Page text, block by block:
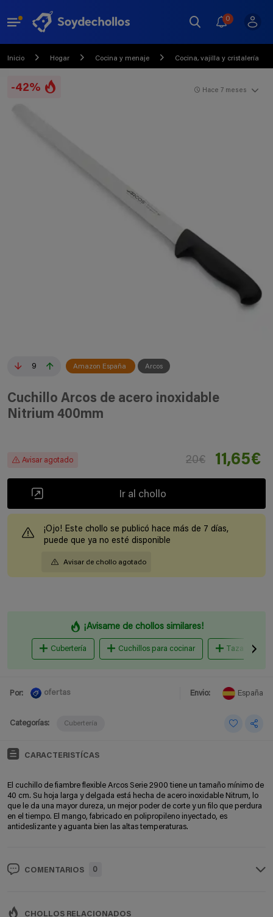
0
Inicio Hogar Cocina y menaje Cocina, vajilla y cristalería
-42%
9 Amazon España Arcos
Hace 7 meses
Cuchillo Arcos de acero inoxidable
Nitrium 400mm
Avisar agotado 20€ 11,65€
Ir al chollo
¡Ojo! Este chollo se publicó hace más de 7 días,
puede que ya no esté disponible
Avisar de chollo agotado
¡Avisame de chollos similares!
Cubertería Cuchillos para cocinar Tazas
Por: ofertas Envio: España
Categorías: Cubertería
CARACTERISTÍCAS
El cuchillo de fiambre flexible Arcos Serie 2900 tiene un tamaño mínimo de
40 cm. Su hoja larga y delgada está hecha de acero inoxidable Nitrum, lo
que le da una mayor dureza, un mejor poder de corte y un filo que perdura
en el tiempo. El mango, fabricado en polipropileno inyectado, es
antideslizante y aguanta bien las altas temperaturas.
COMENTARIOS 0
CHOLLOS RELACIONADOS